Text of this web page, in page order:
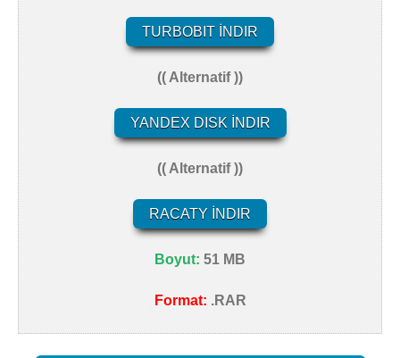
TURBOBIT İNDIR
(( Alternatif ))
YANDEX DISK İNDIR
(( Alternatif ))
RACATY İNDIR
Boyut: 51 MB
Format: .RAR